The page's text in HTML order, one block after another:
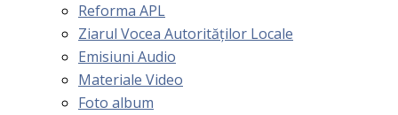
Reforma APL
Ziarul Vocea Autorităților Locale
Emisiuni Audio
Materiale Video
Foto album